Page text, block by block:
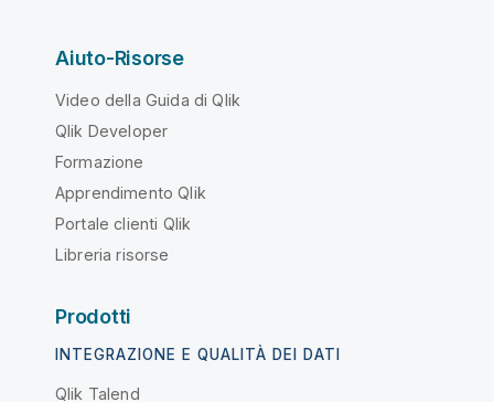
Aiuto-Risorse
Video della Guida di Qlik
Qlik Developer
Formazione
Apprendimento Qlik
Portale clienti Qlik
Libreria risorse
Prodotti
INTEGRAZIONE E QUALITÀ DEI DATI
Qlik Talend